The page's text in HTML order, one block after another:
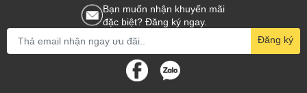
Bạn muốn nhận khuyến mãi
đặc biệt? Đăng ký ngay.
Đăng ký